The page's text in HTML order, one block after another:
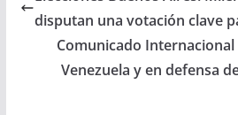
disputan una votación clave
Comunicado
Venezuela y en defensa